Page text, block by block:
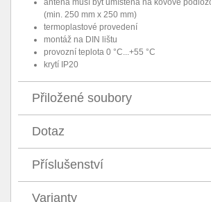
anténa musí být umístěna na kovové
(min. 250 mm x 250 mm)
termoplastové provedení
montáž na DIN lištu
provozní teplota 0 °C...+55 °C
krytí IP20
Přiložené soubory
Dotaz
Příslušenství
Varianty